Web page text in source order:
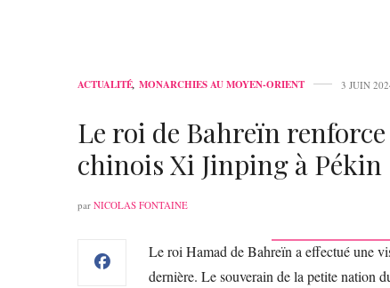
ACTUALITÉ, MONARCHIES AU MOYEN-ORIENT 3 JUIN
Le roi de Bahreïn
chinois Xi Jinping à Pékin
par NICOLAS FONTAINE
Le roi Hamad de Bahreïn a effectué une
dernière. Le souverain de la petite nation